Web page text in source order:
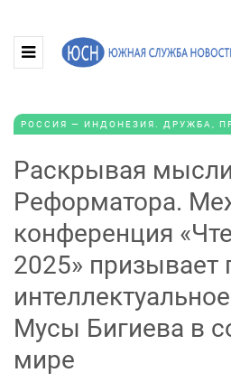
РОССИЯ — ИНДОНЕЗИЯ. ДРУЖБА,
Раскрывая мысли
Реформатора.
конференция
2025» призывает
Мусы Бигиева в
мире